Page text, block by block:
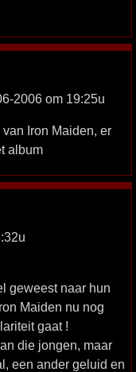
2006 om 19:25u
Iron Maiden, er
album
geweest naar hun
Maiden nu nog
gaat !
die jongen, maar
een ander geluid en